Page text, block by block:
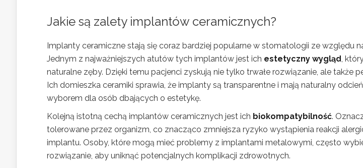
Jakie są zalety implantów ceramicznych?
Implanty ceramiczne stają się coraz bardziej popularne w stomatologii ze względu
Jednym z najważniejszych atutów tych implantów jest ich estetyczny wygląd ,
naturalne zęby. Dzięki temu pacjenci zyskują nie tylko trwałe rozwiązanie, ale także
Ich domieszka ceramiki sprawia, że implanty są transparentne i mają naturalny
wyborem dla osób dbających o estetykę.
Kolejną istotną cechą implantów ceramicznych jest ich biokompatybilność.
tolerowane przez organizm, co znacząco zmniejsza ryzyko wystąpienia reakcji
implantu. Osoby, które mogą mieć problemy z implantami metalowymi, często
rozwiązanie, aby uniknąć potencjalnych komplikacji zdrowotnych.